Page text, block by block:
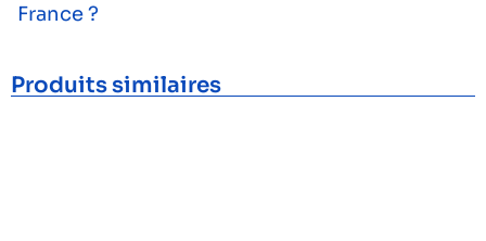
France ?
Produits similaires